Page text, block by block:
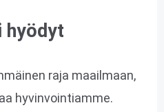
hyödyt
raja maailmaan,
hyvinvointiamme.